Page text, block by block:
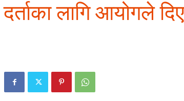
लागि आयोगले